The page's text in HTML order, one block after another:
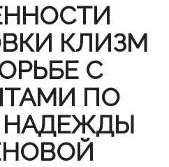
КЛИЗМ
С
ПО
НАДЕЖДЫ